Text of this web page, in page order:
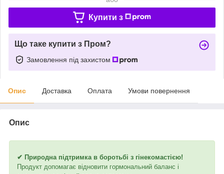
Купити з
Що таке купити з Пром?
Замовлення під захистом
Опис Доставка Оплата Умови повернення
Опис
✔ Природна підтримка в боротьбі з гінекомастією!
Продукт допомагає відновити гормональний баланс і